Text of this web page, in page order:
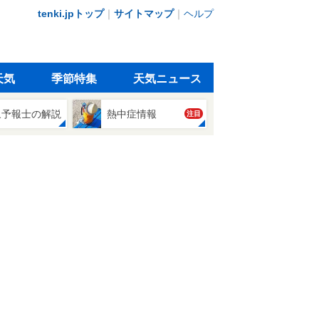
tenki.jpトップ｜ サイトマップ｜ ヘルプ
気 季節特集 天気ニュース
報士の解説 熱中症情報 注目